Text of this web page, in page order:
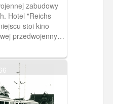
zabudowy
Hotel "Reichs
stoi kino
przedwojenny
firmowy oraz
zwała się